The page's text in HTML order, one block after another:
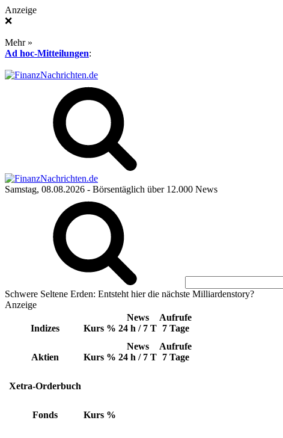
Anzeige
❌
Mehr »
Ad hoc-Mitteilungen:
Samstag, 08.08.2026 - Börsentäglich über 12.000 News
Schwere Seltene Erden: Entsteht hier die nächste Milliardenstory?
Anzeige
Indizes Kurs %
News
24 h / 7 T
Aufrufe
7 Tage
Aktien Kurs %
News
24 h / 7 T
Aufrufe
7 Tage
Xetra-Orderbuch
Fonds Kurs %